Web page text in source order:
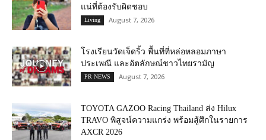
แน่ที่ต้องรับผิดชอบ
Living August 7, 2026
โรงเรียนวัดเจ็ดริ้ว พื้นที่ที่หล่อหลอมภาษา
ประเพณี และอัตลักษณ์ชาวไทยรามัญ
PR NEWS August 7, 2026
TOYOTA GAZOO Racing Thailand ส่ง Hilux
TRAVO พิสูจน์ความแกร่ง พร้อมสู้ศึกในรายการ
AXCR 2026